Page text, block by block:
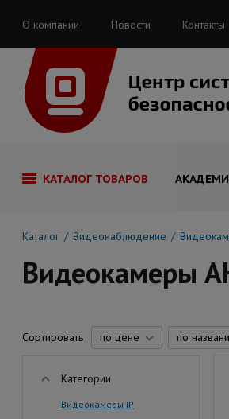
О компании Новости Контакты
КАТАЛОГ ТОВАРОВ
Каталог Видеонаблюдение
Видеокамеры
Сортировать по цене по
Категории
Видеокамеры IP